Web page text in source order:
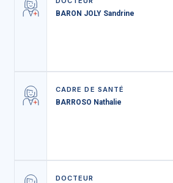
BARON JOLY Sandrine
CADRE DE SANTÉ
BARROSO Nathalie
DOCTEUR